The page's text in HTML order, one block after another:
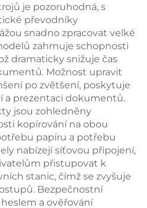
je pozoruhodná, s
převodníky
snadno zpracovat velké
zahrnuje schopnosti
dramaticky snižuje čas
Možnost upravit
po zvětšení, poskytuje
a prezentaci dokumentů.
jsou zohledněny
kopírování na obou
papíru a potřebu
nabízejí síťovou připojení,
přistupovat k
stanic, čímž se zvyšuje
Bezpečnostní
a ověřování